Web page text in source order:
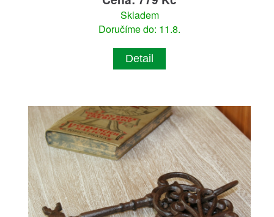
Skladem
Doručíme do: 11.8.
Detail